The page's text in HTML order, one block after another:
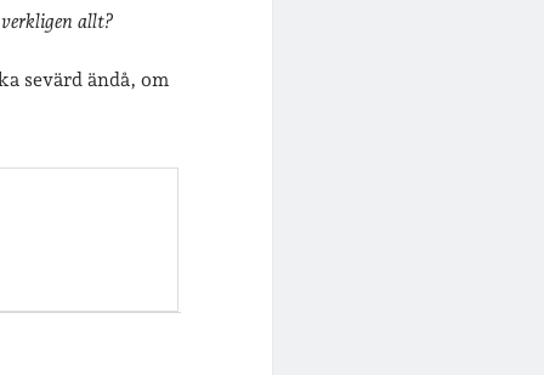
allt?
sevärd ändå, om